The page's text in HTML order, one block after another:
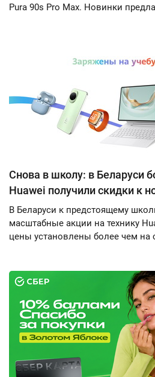
Pura 90s Pro Max. Новинки
Снова в школу: в Беларуси
Huawei получили скидки к
В Беларуси к предстоящему
масштабные акции на технику
цены установлены более чем на